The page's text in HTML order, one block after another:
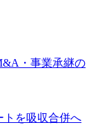
・事業承継の
トを吸収合併へ